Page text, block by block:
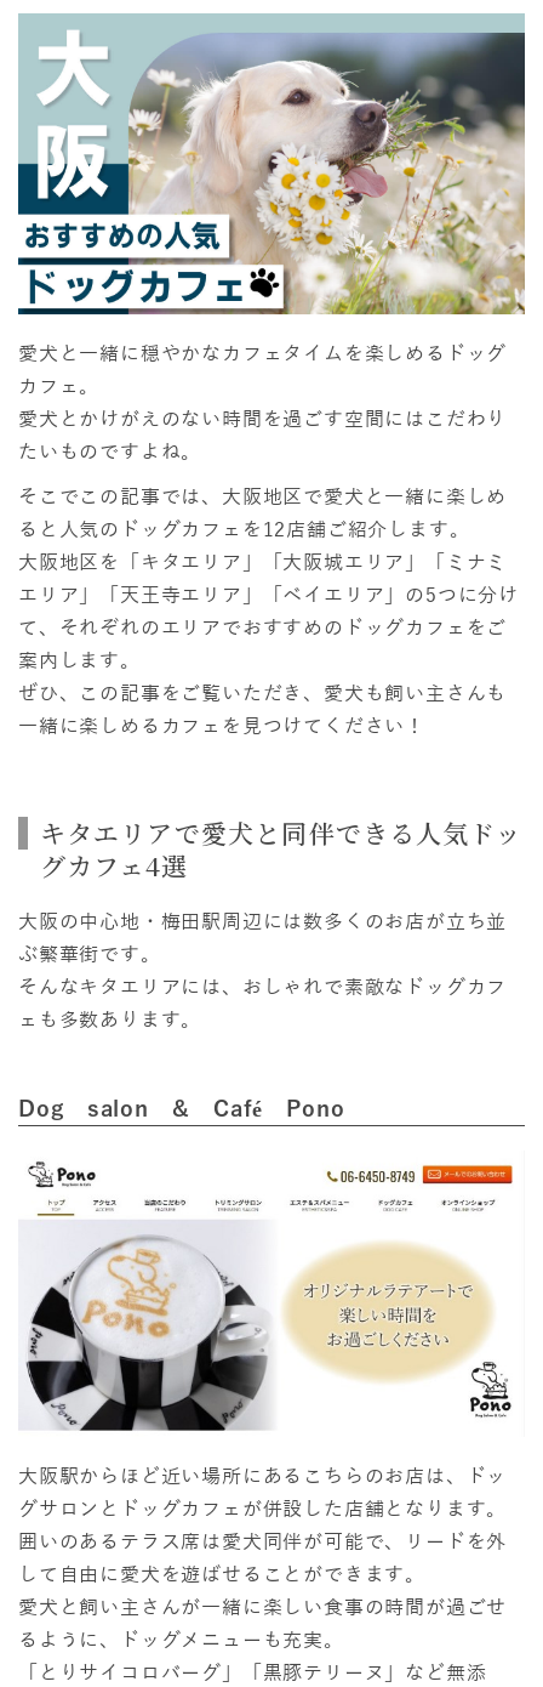
愛犬と一緒に穏やかなカフェタイムを楽しめるドッグ
カフェ。
愛犬とかけがえのない時間を過ごす空間にはこだわり
たいものですよね。
そこでこの記事では、大阪地区で愛犬と一緒に楽しめ
ると人気のドッグカフェを12店舗ご紹介します。
大阪地区を「キタエリア」「大阪城エリア」「ミナミ
エリア」「天王寺エリア」「ベイエリア」の5つに分け
て、それぞれのエリアでおすすめのドッグカフェをご
案内します。
ぜひ、この記事をご覧いただき、愛犬も飼い主さんも
一緒に楽しめるカフェを見つけてください！
キタエリアで愛犬と同伴できる人気ドッ
グカフェ4選
大阪の中心地・梅田駅周辺には数多くのお店が立ち並
ぶ繁華街です。
そんなキタエリアには、おしゃれで素敵なドッグカフ
ェも多数あります。
Dog salon & Café Pono
大阪駅からほど近い場所にあるこちらのお店は、ドッ
グサロンとドッグカフェが併設した店舗となります。
囲いのあるテラス席は愛犬同伴が可能で、リードを外
して自由に愛犬を遊ばせることができます。
愛犬と飼い主さんが一緒に楽しい食事の時間が過ごせ
るように、ドッグメニューも充実。
「とりサイコロバーグ」「黒豚テリーヌ」など無添